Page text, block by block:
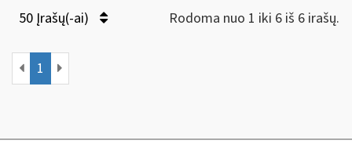
50 Įrašų(-ai) Rodoma nuo 1 iki 6 iš 6 irašų.
1